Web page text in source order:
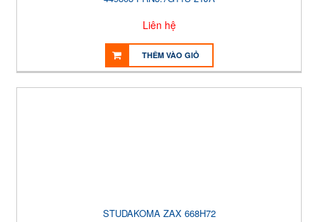
Liên hệ
THÊM VÀO GIỎ
STUDAKOMA ZAX 668H72